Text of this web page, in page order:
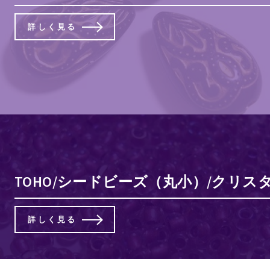
詳しく見る
TOHO/シードビーズ（丸小）/クリス
詳しく見る